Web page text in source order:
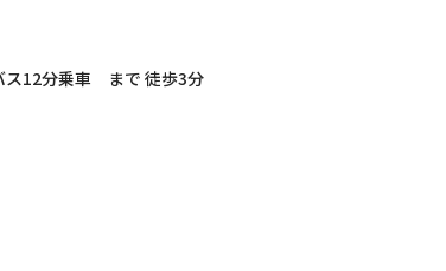
12分乗車 まで 徒歩3分